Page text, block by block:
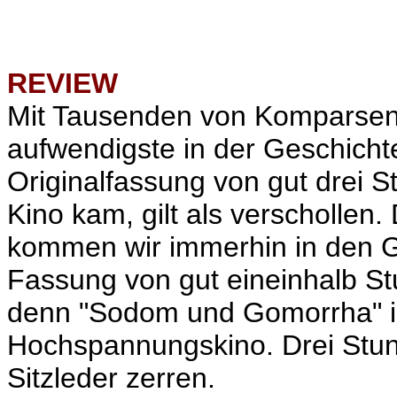
REVIEW
Mit Tausenden von
aufwendigste in der
Originalfassung von gut drei
Kino kam, gilt als
kommen wir immerhin in den
Fassung von gut eineinhalb
denn "Sodom und Gomorrha"
Hochspannungskino. Drei
Sitzleder zerren.